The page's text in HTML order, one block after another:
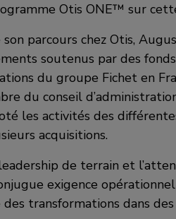
Otis ONE™ sur
parcours chez Otis,
soutenus par des
du groupe Fichet en
du conseil
les activités des
acquisitions.
de terrain et
exigence
transformations dans